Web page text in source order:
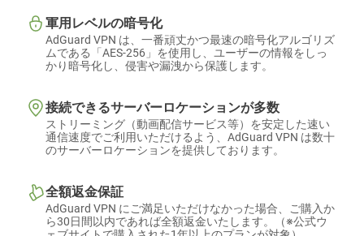
軍用レベルの暗号化
AdGuard VPN は、一番頑丈かつ最速の暗号化アルゴリズ
ムである「AES-256」を使用し、ユーザーの情報をしっ
かり暗号化し、侵害や漏洩から保護します。
接続できるサーバーロケーションが多数
ストリーミング（動画配信サービス等）を安定した速い
通信速度でご利用いただけるよう、AdGuard VPN は数十
のサーバーロケーションを提供しております。
全額返金保証
AdGuard VPN にご満足いただけなかった場合、ご購入か
ら30日間以内であれば全額返金いたします。（※公式ウ